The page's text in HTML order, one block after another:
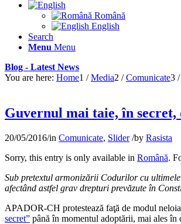
Română
English
Search
Menu Menu
Blog - Latest News
You are here: Home1 / Media2 / Comunicate3 /
Guvernul mai taie, în
20/05/2016/in Comunicate, Slider /by Rasista
Sorry, this entry is only available in Română.
Sub pretextul armonizării Codurilor cu
afectând astfel grav drepturi prevăzute în
APADOR-CH protestează faţă de modul
secret” până în momentul adoptării, mai ales